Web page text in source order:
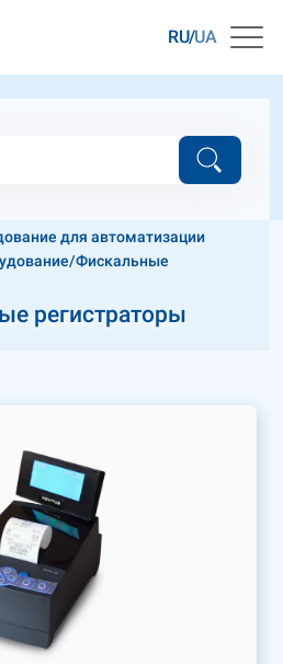
RU UA
для автоматизации
/Фискальные
регистраторы